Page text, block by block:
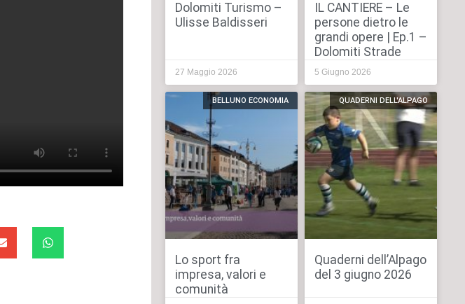
Dolomiti Turismo –
Ulisse Baldisseri
27 Maggio 2026
IL CANTIERE – Le
persone dietro le
grandi opere | Ep.1 –
Dolomiti Strade
5 Giugno 2026
BELLUNO ECONOMIA
Lo sport fra
impresa, valori e
comunità
QUADERNI DELL'ALPAGO
Quaderni dell’Alpago
del 3 giugno 2026